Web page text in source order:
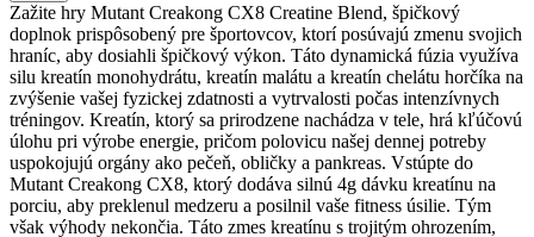
Zažite hry Mutant Creakong CX8 Creatine Blend, špičkový
doplnok prispôsobený pre športovcov, ktorí posúvajú zmenu svojich
hraníc, aby dosiahli špičkový výkon. Táto dynamická fúzia využíva
silu kreatín monohydrátu, kreatín malátu a kreatín chelátu horčíka na
zvýšenie vašej fyzickej zdatnosti a vytrvalosti počas intenzívnych
tréningov. Kreatín, ktorý sa prirodzene nachádza v tele, hrá kľúčovú
úlohu pri výrobe energie, pričom polovicu našej dennej potreby
uspokojujú orgány ako pečeň, obličky a pankreas. Vstúpte do
Mutant Creakong CX8, ktorý dodáva silnú 4g dávku kreatínu na
porciu, aby preklenul medzeru a posilnil vaše fitness úsilie. Tým
však výhody nekončia. Táto zmes kreatínu s trojitým ohrozením,